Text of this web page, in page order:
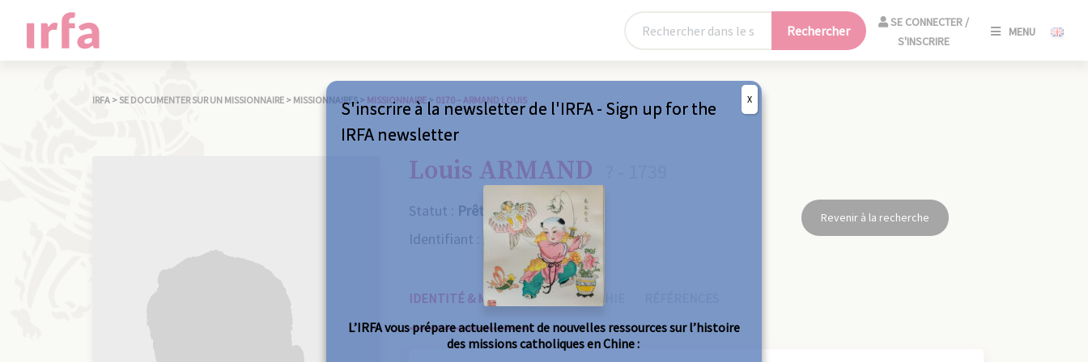
Rechercher
SE CONNECTER /
S'INSCRIRE
MENU
IRFA >SE DOCUMENTER SUR UN MISSIONNAIRE > MISSIONNAIRES > MISSIONNAIRE> 0170 – ARMAND LOUIS
Louis ARMAND
Statut : Prêtre
Identifiant : 0170
Revenir à la recherche
IDENTITÉ & MISSIONS BIOGRAPHIE
S'inscrire à la newsletter de l'IRFA - Sign up for the
IRFA newsletter
L’IRFA vous prépare actuellement de nouvelles ressources sur l’histoire
des missions catholiques en Chine :
X